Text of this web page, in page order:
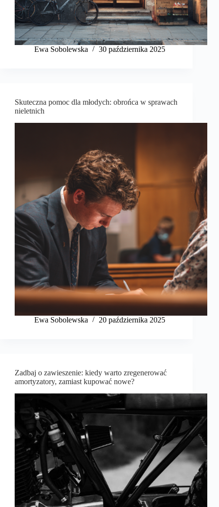
Ewa Sobolewska 30 października 2025
Skuteczna pomoc dla młodych: obrońca w sprawach
nieletnich
Ewa Sobolewska 20 października 2025
Zadbaj o zawieszenie: kiedy warto zregenerować
amortyzatory, zamiast kupować nowe?